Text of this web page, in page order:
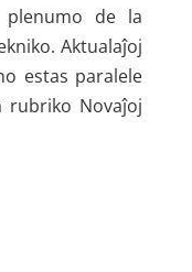
de la
Aktualaĵoj
estas paralele
rubriko Novaĵoj